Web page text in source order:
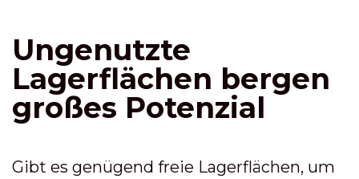
Ungenutzte
Lagerflächen bergen
großes Potenzial
Gibt es genügend freie Lagerflächen, um